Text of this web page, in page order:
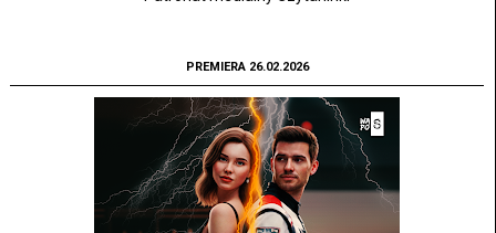
PREMIERA 26.02.2026